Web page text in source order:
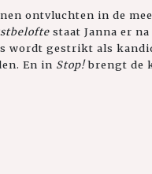
ontvluchten in de
staat Janna er
wordt gestrikt als
En in Stop!brengt de